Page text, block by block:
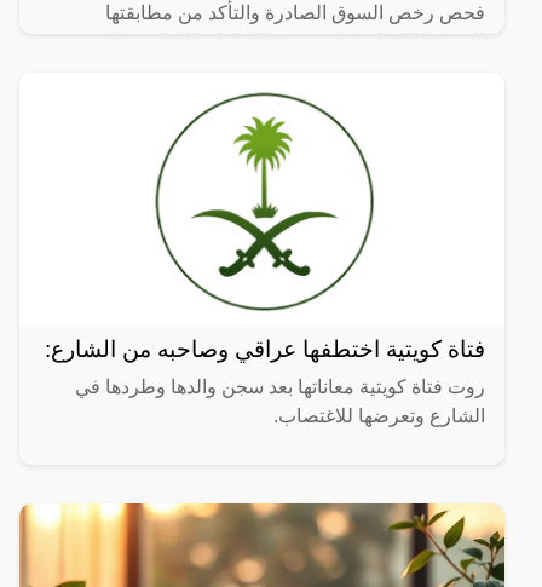
فحص رخص السوق الصادرة والتأكد من مطابقتها
فتاة كويتية اختطفها عراقي وصاحبه من الشارع:
روت فتاة كويتية معاناتها بعد سجن والدها وطردها في
الشارع وتعرضها للاغتصاب.